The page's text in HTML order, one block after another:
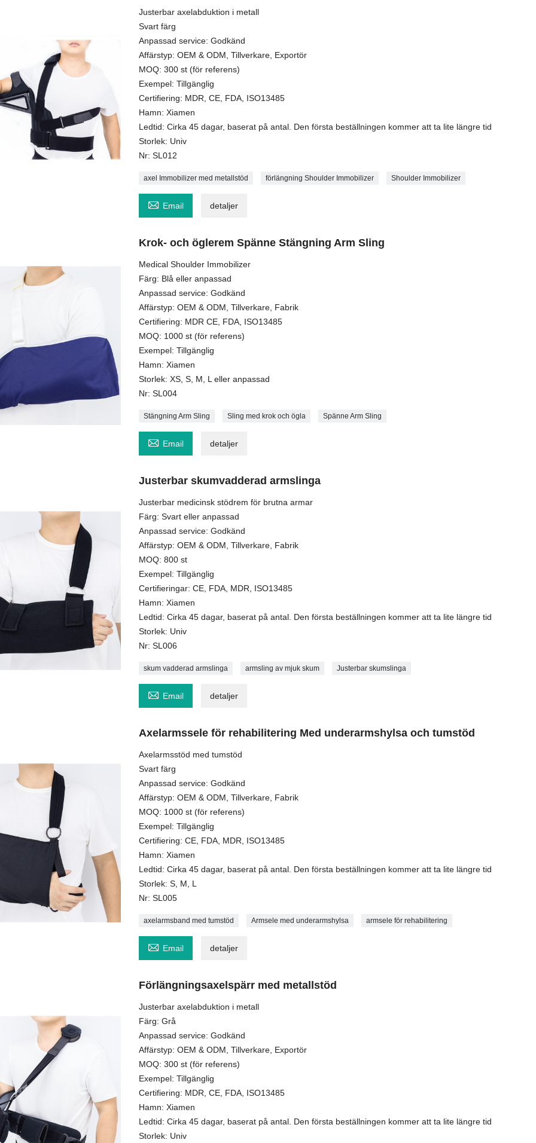
Justerbar axelabduktion i metall
Svart färg
Anpassad service: Godkänd
Affärstyp: OEM & ODM, Tillverkare, Exportör
MOQ: 300 st (för referens)
Exempel: Tillgänglig
Certifiering: MDR, CE, FDA, ISO13485
Hamn: Xiamen
Ledtid: Cirka 45 dagar, baserat på antal. Den första beställningen kommer att ta lite längre tid
Storlek: Univ
Nr: SL012
axel Immobilizer med metallstöd förlängning Shoulder Immobilizer Shoulder Immobilizer
 Email detaljer
Krok- och öglerem Spänne Stängning Arm Sling
Medical Shoulder Immobilizer
Färg: Blå eller anpassad
Anpassad service: Godkänd
Affärstyp: OEM & ODM, Tillverkare, Fabrik
Certifiering: MDR CE, FDA, ISO13485
MOQ: 1000 st (för referens)
Exempel: Tillgänglig
Hamn: Xiamen
Storlek: XS, S, M, L eller anpassad
Nr: SL004
Stängning Arm Sling Sling med krok och ögla Spänne Arm Sling
 Email detaljer
Justerbar skumvadderad armslinga
Justerbar medicinsk stödrem för brutna armar
Färg: Svart eller anpassad
Anpassad service: Godkänd
Affärstyp: OEM & ODM, Tillverkare, Fabrik
MOQ: 800 st
Exempel: Tillgänglig
Certifieringar: CE, FDA, MDR, ISO13485
Hamn: Xiamen
Ledtid: Cirka 45 dagar, baserat på antal. Den första beställningen kommer att ta lite längre tid
Storlek: Univ
Nr: SL006
skum vadderad armslinga armsling av mjuk skum Justerbar skumslinga
 Email detaljer
Axelarmssele för rehabilitering Med underarmshylsa och tumstöd
Axelarmsstöd med tumstöd
Svart färg
Anpassad service: Godkänd
Affärstyp: OEM & ODM, Tillverkare, Fabrik
MOQ: 1000 st (för referens)
Exempel: Tillgänglig
Certifiering: CE, FDA, MDR, ISO13485
Hamn: Xiamen
Ledtid: Cirka 45 dagar, baserat på antal. Den första beställningen kommer att ta lite längre tid
Storlek: S, M, L
Nr: SL005
axelarmsband med tumstöd Armsele med underarmshylsa armsele för rehabilitering
 Email detaljer
Förlängningsaxelspärr med metallstöd
Justerbar axelabduktion i metall
Färg: Grå
Anpassad service: Godkänd
Affärstyp: OEM & ODM, Tillverkare, Exportör
MOQ: 300 st (för referens)
Exempel: Tillgänglig
Certifiering: MDR, CE, FDA, ISO13485
Hamn: Xiamen
Ledtid: Cirka 45 dagar, baserat på antal. Den första beställningen kommer att ta lite längre tid
Storlek: Univ